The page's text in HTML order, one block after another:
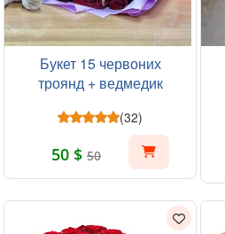
Букет 15 червоних
троянд + ведмедик
(32)
50 $ 50